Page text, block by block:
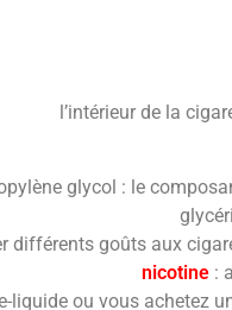
l’intérieur de la
glycol : le
différents goûts aux
nicotine:
liquide ou vous achetez